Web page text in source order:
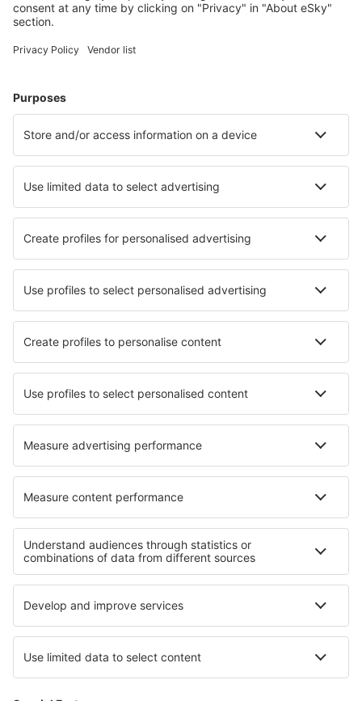
Ubytování ve Velké Británii - Oblíbená města
Ubytování v Manchesteru Ubytování in Ventnor
Ubytování Blaenau Ffestiniog Ubytování in Looe
Nejlepší ubytování - města
Ubytování in Doldersum Ubytování in Mooka
Ubytování in Colchester Ubytování Timberline
Ubytování in Middlesex Ubytování in Parthenón
Ubytování v Anglii Ubytování na Normanských ostrovech
Ubytování ve Walesu Ubytování v Roztoczanský národní park
Ubytování v Gorczaňský národní park
Ubytování v Horních Taurech Ubytování v Disneylandu Paříž
Ubytování in Khao Yai National Park